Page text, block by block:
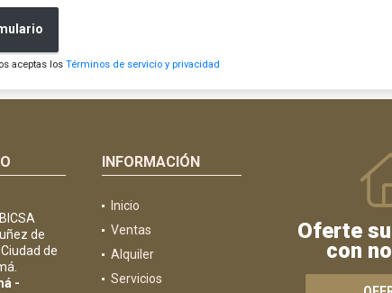
aceptas losTérminos de servicio y privacidad
de
de
-
INFORMACIÓN
Inicio
Ventas
Alquiler
Servicios
Oferte
con